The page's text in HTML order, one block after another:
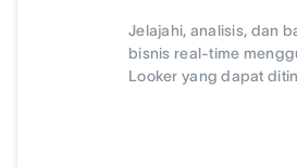
Jelajahi, analisis, dan
bisnis real-time
Looker yang dapat